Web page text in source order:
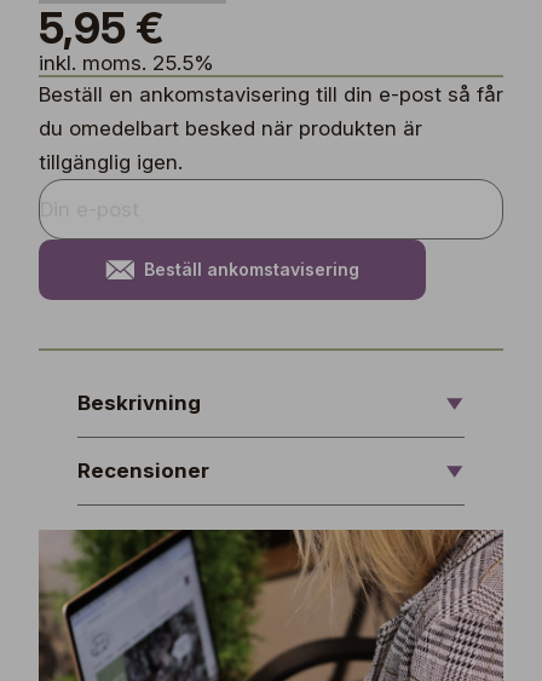
5,95 €
inkl. moms. 25.5%
Beställ en ankomstavisering till din e-post så får
du omedelbart besked när produkten är
tillgänglig igen.
Beställ ankomstavisering
Beskrivning
Recensioner